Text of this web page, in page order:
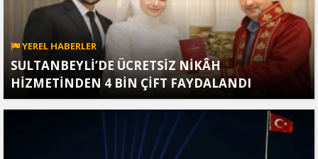
YEREL HABERLER
SULTANBEYLİ’DE ÜCRETSİZ NİKÂH
HİZMETİNDEN 4 BİN ÇİFT FAYDALANDI